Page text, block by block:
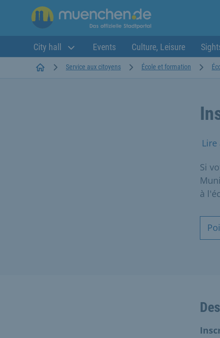
City hall Events Culture, Leisure
StartseiteService aux citoyens École et formation
Si
à